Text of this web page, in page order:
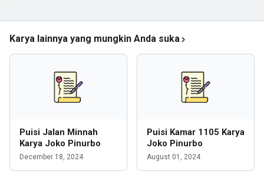
Karya lainnya yang mungkin Anda suka
Puisi Jalan Minnah
Karya Joko Pinurbo
December 18, 2024
Puisi Kamar 1105 Karya
Joko Pinurbo
August 01, 2024